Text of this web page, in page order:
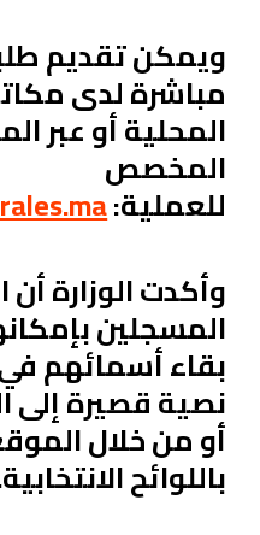
ويمكن تقديم
مباشرة لدى
المحلية أو عبر
المخصص
للعملية:
وأكدت الوزارة
المسجلين
بقاء أسمائهم في
أو من خلال
باللوائح